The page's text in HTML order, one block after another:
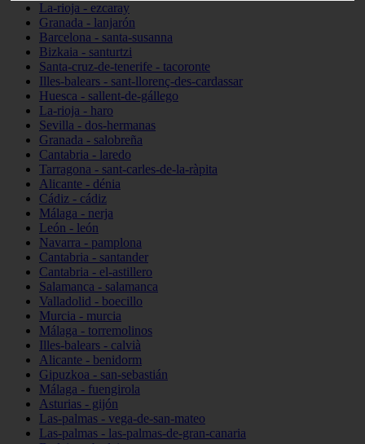
La-rioja - ezcaray
Granada - lanjarón
Barcelona - santa-susanna
Bizkaia - santurtzi
Santa-cruz-de-tenerife - tacoronte
Illes-balears - sant-llorenç-des-cardassar
Huesca - sallent-de-gállego
La-rioja - haro
Sevilla - dos-hermanas
Granada - salobreña
Cantabria - laredo
Tarragona - sant-carles-de-la-ràpita
Alicante - dénia
Cádiz - cádiz
Málaga - nerja
León - león
Navarra - pamplona
Cantabria - santander
Cantabria - el-astillero
Salamanca - salamanca
Valladolid - boecillo
Murcia - murcia
Málaga - torremolinos
Illes-balears - calvià
Alicante - benidorm
Gipuzkoa - san-sebastián
Málaga - fuengirola
Asturias - gijón
Las-palmas - vega-de-san-mateo
Las-palmas - las-palmas-de-gran-canaria